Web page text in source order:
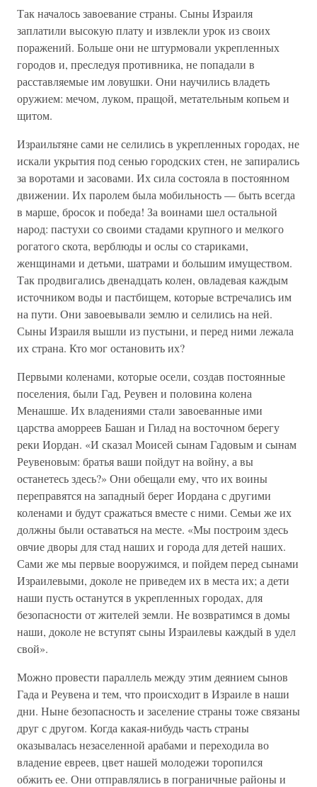
Так началось завоевание страны. Сыны Израиля
заплатили высокую плату и извлекли урок из своих
поражений. Больше они не штурмовали укрепленных
городов и, преследуя противника, не попадали в
расставляемые им ловушки. Они научились владеть
оружием: мечом, луком, пращoй, метательным копьем и
щитом.
Израильтяне сами не селились в укрепленных городах, не
искали укрытия под сенью городских стен, не запирались
за воротами и засовами. Их сила состояла в постоянном
движении. Их паролем была мобильность — быть всегда
в марше, бросок и победа! За воинами шел остальной
народ: пастухи со своими стадами крупного и мелкого
рогатого скота, верблюды и ослы со стариками,
женщинами и детьми, шатрами и большим имуществом.
Так продвигались двенадцать колен, овладевая каждым
источником воды и пастбищем, которые встречались им
на пути. Они завоевывали землю и селились на ней.
Сыны Израиля вышли из пустыни, и перед ними лежала
их страна. Кто мог остановить их?
Первыми коленами, которые осели, создав постоянные
поселения, были Гад, Реувен и половина колена
Менашше. Их владениями стали завоеванные ими
царства аморреев Башан и Гилад на восточном берегу
реки Иордан. «И сказал Моисей сынам Гадовым и сынам
Реувеновым: братья ваши пойдут на войну, а вы
останетесь здесь?» Они обещали ему, что их воины
переправятся на западный берег Иордана с другими
коленами и будут сражаться вместе с ними. Семьи же их
должны были оставаться на месте. «Мы построим здесь
овчие дворы для стад наших и города для детей наших.
Сами же мы первые вооружимся, и пойдем перед сынами
Израилевыми, доколе не приведем их в места их; а дети
наши пусть останутся в укрепленных городах, для
безопасности от жителей земли. Не возвратимся в домы
наши, доколе не вступят сыны Израилевы каждый в удел
свой».
Можно провести параллель между этим деянием сынов
Гада и Реувена и тем, что происходит в Израиле в наши
дни. Ныне безопасность и заселение страны тоже связаны
друг с другом. Когда какая-нибудь часть страны
оказывалась незаселенной арабами и переходила во
владение евреев, цвет нашей молодежи торопился
обжить ее. Они отправлялись в пограничные районы и